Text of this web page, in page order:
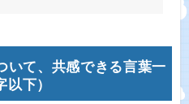
いて、共感できる言葉一
下）